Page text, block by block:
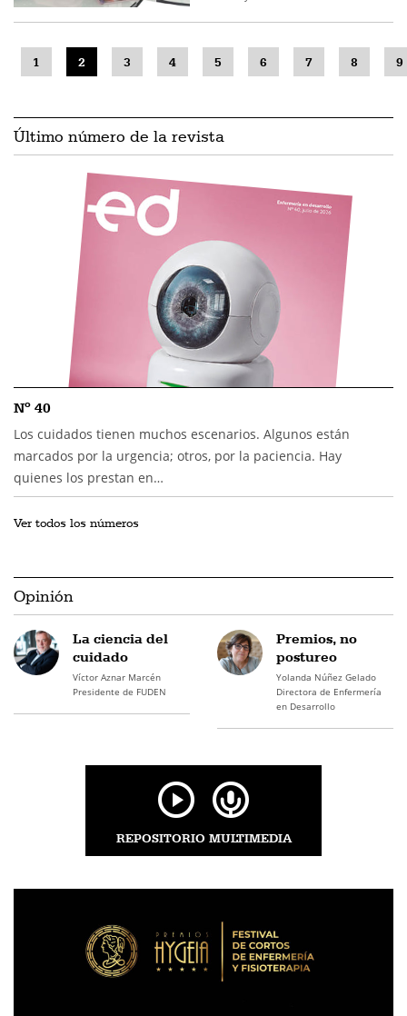
1 2 3 4 5 6 7 8 9
Último número de la revista
Nº 40
Los cuidados tienen muchos escenarios. Algunos están
marcados por la urgencia; otros, por la paciencia. Hay
quienes los prestan en…
Ver todos los números
Opinión
La ciencia del
cuidado
Víctor Aznar Marcén
Presidente de FUDEN
Premios, no
postureo
Yolanda Núñez Gelado
Directora de Enfermería
en Desarrollo
REPOSITORIO MULTIMEDIA